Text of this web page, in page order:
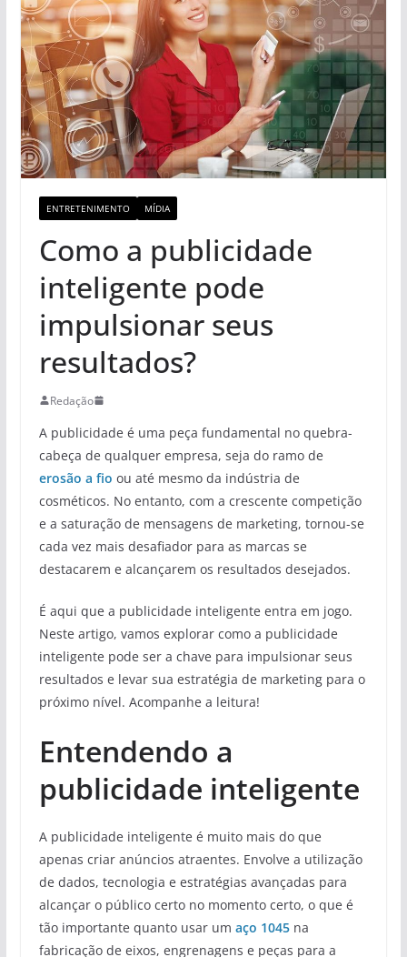
ENTRETENIMENTO MÍDIA
Como a publicidade
inteligente pode
impulsionar seus
resultados?
Redação
A publicidade é uma peça fundamental no quebra-
cabeça de qualquer empresa, seja do ramo de
erosão a fio ou até mesmo da indústria de
cosméticos. No entanto, com a crescente competição
e a saturação de mensagens de marketing, tornou-se
cada vez mais desafiador para as marcas se
destacarem e alcançarem os resultados desejados.
É aqui que a publicidade inteligente entra em jogo.
Neste artigo, vamos explorar como a publicidade
inteligente pode ser a chave para impulsionar seus
resultados e levar sua estratégia de marketing para o
próximo nível. Acompanhe a leitura!
Entendendo a
publicidade inteligente
A publicidade inteligente é muito mais do que
apenas criar anúncios atraentes. Envolve a utilização
de dados, tecnologia e estratégias avançadas para
alcançar o público certo no momento certo, o que é
tão importante quanto usar um aço 1045na
fabricação de eixos, engrenagens e peças para a